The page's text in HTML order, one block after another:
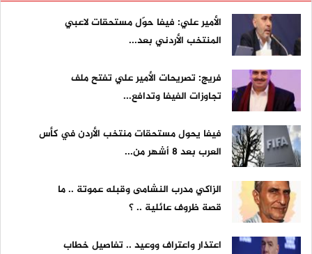
الأمير علي: فيفا حوّل مستحقات لاعبي
المنتخب الأردني بعد...
فريج: تصريحات الأمير علي تفتح ملف
تجاوزات الفيفا وتدافع...
فيفا يحول مستحقات منتخب الأردن في كأس
العرب بعد 8 أشهر من...
الزاكي مدرب النشامى وقبله عموتة .. ما
قصة ظروف عائلية .. ؟
اعتذار واعتراف ووعيد .. تفاصيل خطاب